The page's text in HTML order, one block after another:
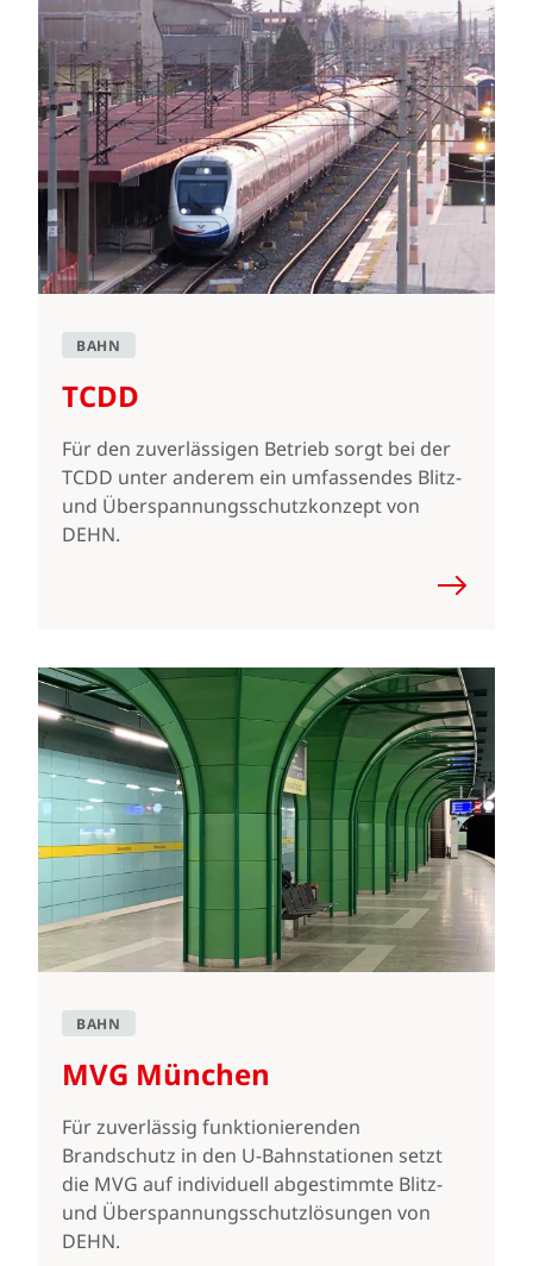
BAHN
TCDD
Für den zuverlässigen Betrieb sorgt bei der
TCDD unter anderem ein umfassendes Blitz-
und Überspannungsschutzkonzept von
DEHN.
BAHN
MVG München
Für zuverlässig funktionierenden
Brandschutz in den U-Bahnstationen setzt
die MVG auf individuell abgestimmte Blitz-
und Überspannungsschutzlösungen von
DEHN.